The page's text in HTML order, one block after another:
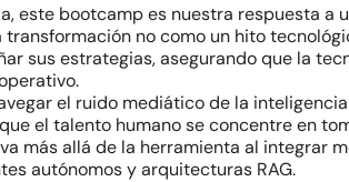
este bootcamp es nuestra respuesta a
no como un hito
sus estrategias, asegurando que la
el ruido mediático de la
el talento humano se concentre en
más allá de la herramienta al integrar
autónomos y arquitecturas RAG.